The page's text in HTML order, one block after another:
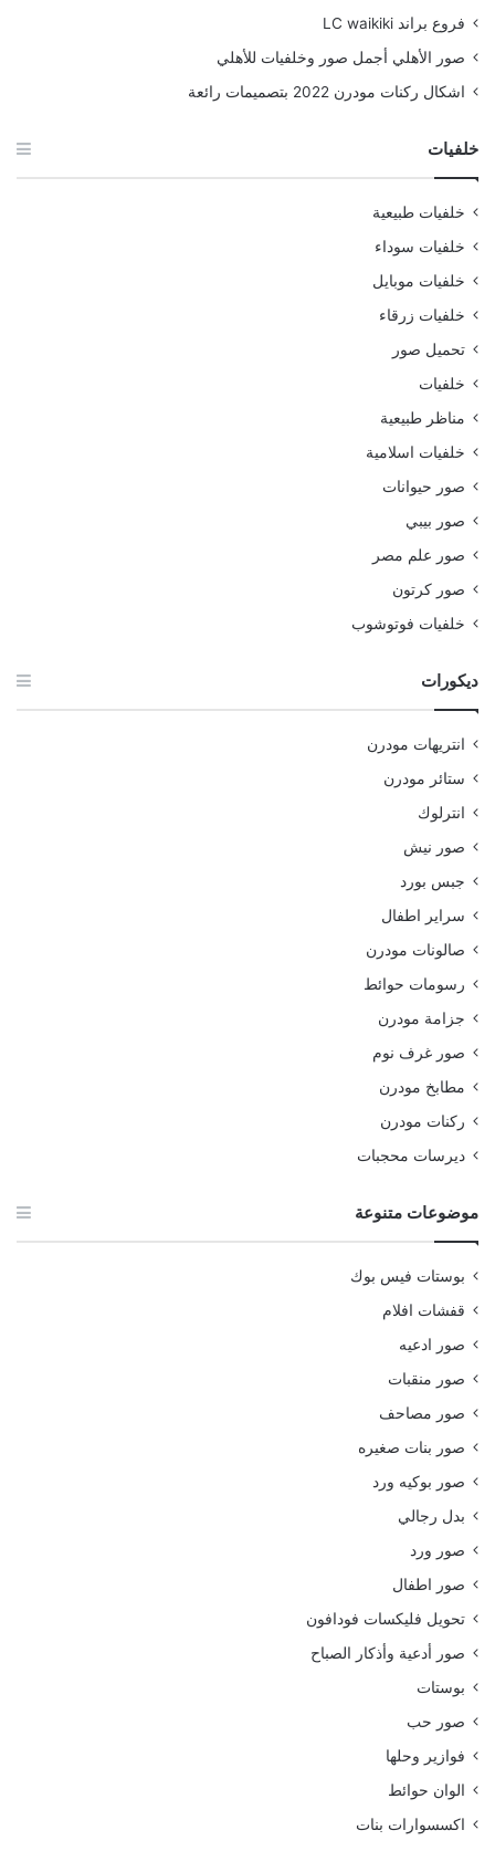
فروع براند LC waikiki
صور الأهلي أجمل صور وخلفيات للأهلي
اشكال ركنات مودرن 2022 بتصميمات رائعة
خلفيات
خلفيات طبيعية
خلفيات سوداء
خلفيات موبايل
خلفيات زرقاء
تحميل صور
خلفيات
مناظر طبيعية
خلفيات اسلامية
صور حيوانات
صور بيبي
صور علم مصر
صور كرتون
خلفيات فوتوشوب
ديكورات
انتريهات مودرن
ستائر مودرن
انترلوك
صور نيش
جبس بورد
سراير اطفال
صالونات مودرن
رسومات حوائط
جزامة مودرن
صور غرف نوم
مطابخ مودرن
ركنات مودرن
ديرسات محجبات
موضوعات متنوعة
بوستات فيس بوك
قفشات افلام
صور ادعيه
صور منقبات
صور مصاحف
صور بنات صغيره
صور بوكيه ورد
بدل رجالي
صور ورد
صور اطفال
تحويل فليكسات فودافون
صور أدعية وأذكار الصباح
بوستات
صور حب
فوازير وحلها
الوان حوائط
اكسسوارات بنات